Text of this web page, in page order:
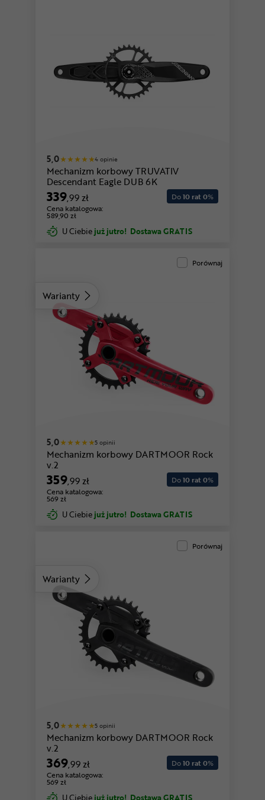
5,0 4 opinie
Mechanizm korbowy TRUVATIV
Descendant Eagle DUB 6K
339,99 zł
Cena katalogowa:
589,90 zł
Do10 rat 0%
U Ciebie już jutro! Dostawa GRATIS
Warianty
Porównaj
5,0 5 opinii
Mechanizm korbowy DARTMOOR Rock
v.2
359,99 zł
Cena katalogowa:
569 zł
Do10 rat 0%
U Ciebie już jutro! Dostawa GRATIS
Warianty
Porównaj
5,0 5 opinii
Mechanizm korbowy DARTMOOR Rock
v.2
369,99 zł
Cena katalogowa:
569 zł
Do10 rat 0%
U Ciebie już jutro! Dostawa GRATIS